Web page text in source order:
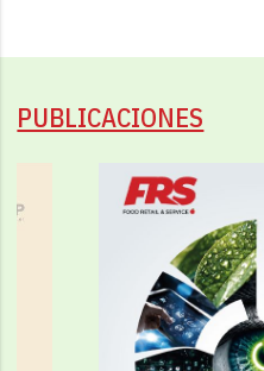
PUBLICACIONES